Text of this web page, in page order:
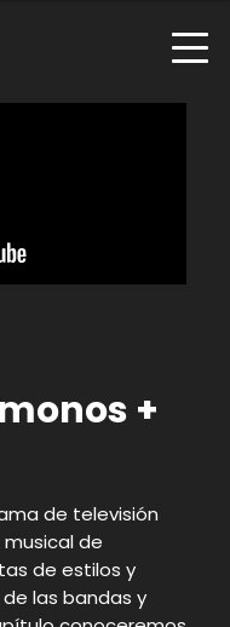
+
de televisión
de
de estilos y
las bandas y